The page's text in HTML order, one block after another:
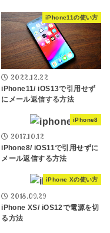
iPhone11の使い方
2022.12.22
iPhone11/ iOS13で引用せず
にメール返信する方法
iPhone8
2017.10.12
iPhone8/ iOS11で引用せずに
メール返信する方法
iPhone Xの使い方
2018.09.29
iPhone XS/ iOS12で電源を切
る方法